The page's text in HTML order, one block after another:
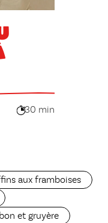
30 min
aux framboises
et gruyère